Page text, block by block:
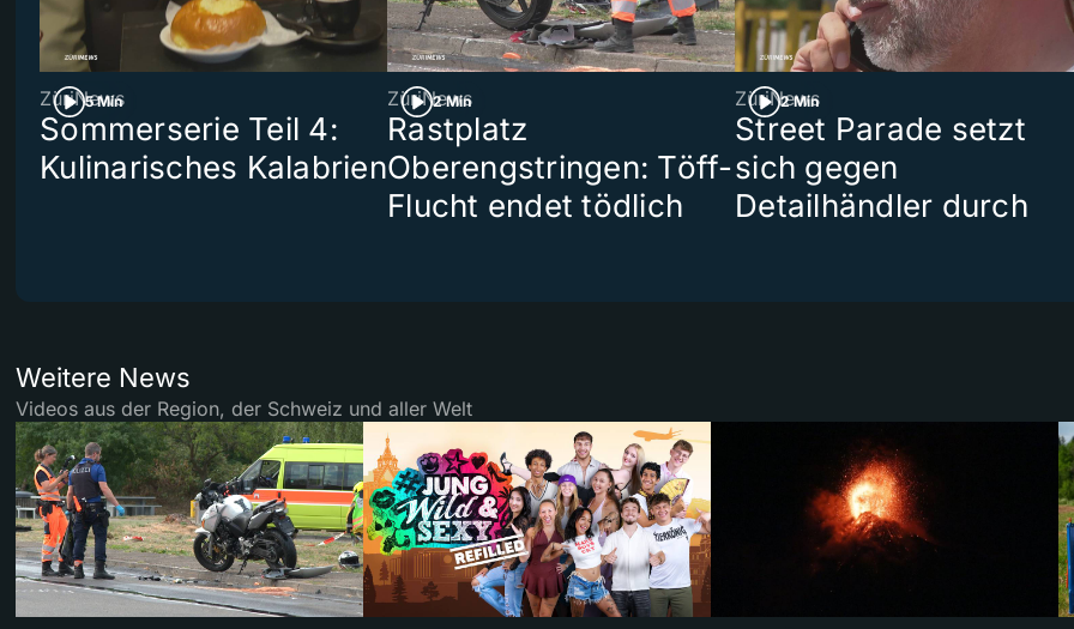
5 Min
ZüriNews
Sommerserie Teil 4:
Kulinarisches Kalabrien
2 Min
ZüriNews
Rastplatz
Oberengstringen: Töff-
Flucht endet tödlich
2 Min
ZüriNews
Street Parade setzt
sich gegen
Detailhändler durch
Weitere News
Videos aus der Region, der Schweiz und aller Welt